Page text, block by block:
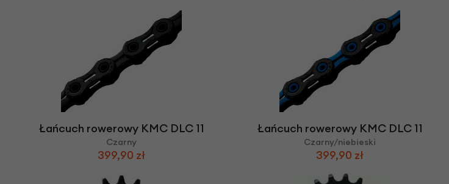
Łańcuch rowerowy KMC DLC 11
Czarny
399,90 zł
Łańcuch rowerowy KMC DLC 11
Czarny/niebieski
399,90 zł